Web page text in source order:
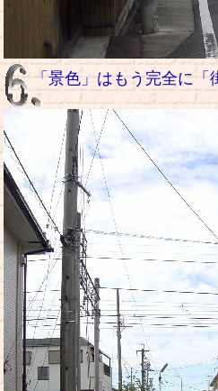
「景色」はもう完全に「